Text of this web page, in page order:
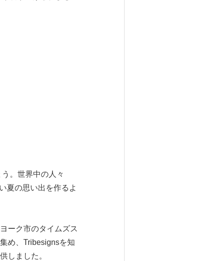
。世界中の人々
夏の思い出を作るよ
ーク市のタイムズス
め、Tribesignsを知
しました。